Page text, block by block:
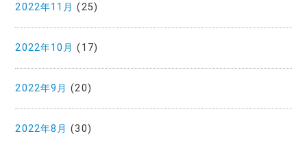
2022年11月 (25)
2022年10月 (17)
2022年9月 (20)
2022年8月 (30)